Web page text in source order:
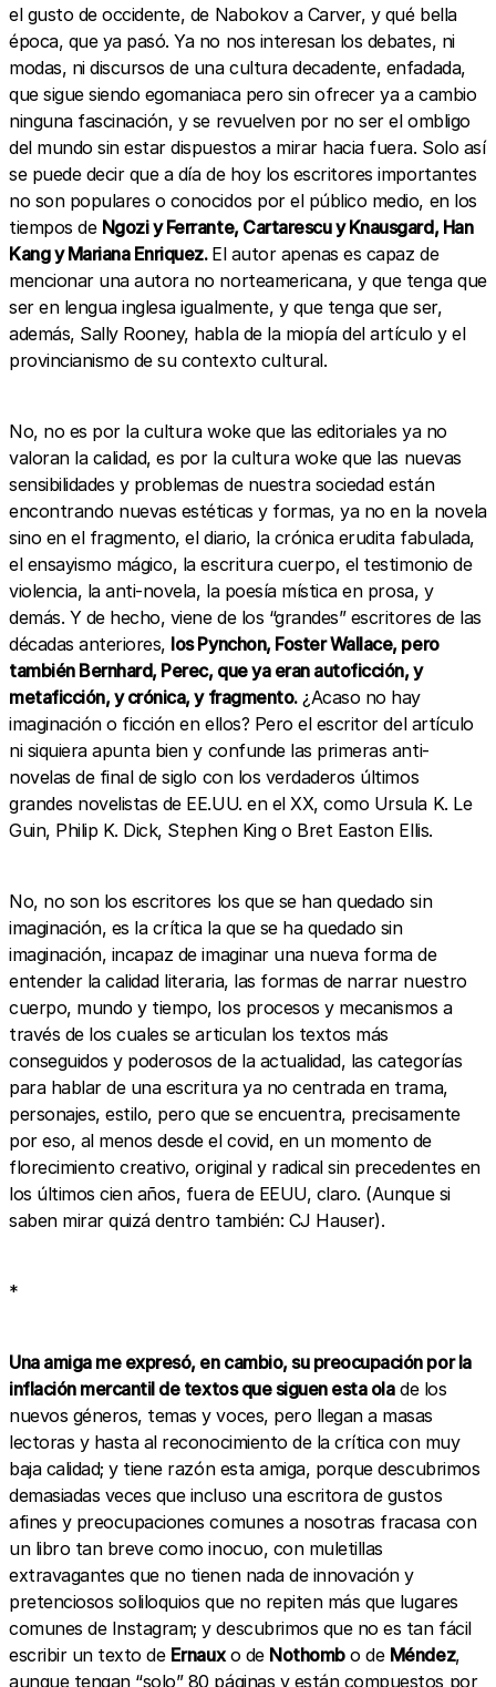
el gusto de occidente, de Nabokov a Carver, y qué bella
época, que ya pasó. Ya no nos interesan los debates, ni
modas, ni discursos de una cultura decadente, enfadada,
que sigue siendo egomaniaca pero sin ofrecer ya a cambio
ninguna fascinación, y se revuelven por no ser el ombligo
del mundo sin estar dispuestos a mirar hacia fuera. Solo así
se puede decir que a día de hoy los escritores importantes
no son populares o conocidos por el público medio, en los
tiempos de Ngozi y Ferrante, Cartarescu y Knausgard, Han
Kang y Mariana Enriquez. El autor apenas es capaz de
mencionar una autora no norteamericana, y que tenga que
ser en lengua inglesa igualmente, y que tenga que ser,
además, Sally Rooney, habla de la miopía del artículo y el
provincianismo de su contexto cultural.
No, no es por la cultura woke que las editoriales ya no
valoran la calidad, es por la cultura woke que las nuevas
sensibilidades y problemas de nuestra sociedad están
encontrando nuevas estéticas y formas, ya no en la novela
sino en el fragmento, el diario, la crónica erudita fabulada,
el ensayismo mágico, la escritura cuerpo, el testimonio de
violencia, la anti-novela, la poesía mística en prosa, y
demás. Y de hecho, viene de los “grandes” escritores de las
décadas anteriores, los Pynchon, Foster Wallace, pero
también Bernhard, Perec, que ya eran autoficción, y
metaficción, y crónica, y fragmento.¿Acaso no hay
imaginación o ficción en ellos? Pero el escritor del artículo
ni siquiera apunta bien y confunde las primeras anti-
novelas de final de siglo con los verdaderos últimos
grandes novelistas de EE.UU. en el XX, como Ursula K. Le
Guin, Philip K. Dick, Stephen King o Bret Easton Ellis.
No, no son los escritores los que se han quedado sin
imaginación, es la crítica la que se ha quedado sin
imaginación, incapaz de imaginar una nueva forma de
entender la calidad literaria, las formas de narrar nuestro
cuerpo, mundo y tiempo, los procesos y mecanismos a
través de los cuales se articulan los textos más
conseguidos y poderosos de la actualidad, las categorías
para hablar de una escritura ya no centrada en trama,
personajes, estilo, pero que se encuentra, precisamente
por eso, al menos desde el covid, en un momento de
florecimiento creativo, original y radical sin precedentes en
los últimos cien años, fuera de EEUU, claro. (Aunque si
saben mirar quizá dentro también: CJ Hauser).
*
Una amiga me expresó, en cambio, su preocupación por la
inflación mercantil de textos que siguen esta olade los
nuevos géneros, temas y voces, pero llegan a masas
lectoras y hasta al reconocimiento de la crítica con muy
baja calidad; y tiene razón esta amiga, porque descubrimos
demasiadas veces que incluso una escritora de gustos
afines y preocupaciones comunes a nosotras fracasa con
un libro tan breve como inocuo, con muletillas
extravagantes que no tienen nada de innovación y
pretenciosos soliloquios que no repiten más que lugares
comunes de Instagram; y descubrimos que no es tan fácil
escribir un texto de Ernauxo de Nothombo de Méndez,
aunque tengan “solo” 80 páginas y están compuestos por